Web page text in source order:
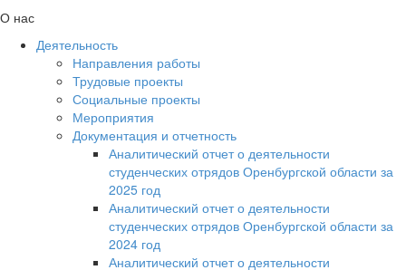
О нас
Деятельность
Направления работы
Трудовые проекты
Социальные проекты
Мероприятия
Документация и отчетность
Аналитический отчет о деятельности
студенческих отрядов Оренбургской области за
2025 год
Аналитический отчет о деятельности
студенческих отрядов Оренбургской области за
2024 год
Аналитический отчет о деятельности